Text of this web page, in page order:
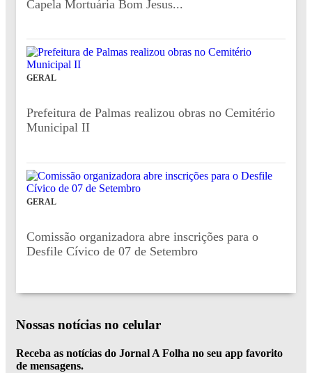
Capela Mortuária Bom Jesus...
GERAL
Prefeitura de Palmas realizou obras no Cemitério
Municipal II
GERAL
Comissão organizadora abre inscrições para o
Desfile Cívico de 07 de Setembro
Nossas notícias no celular
Receba as notícias do Jornal A Folha no seu app favorito
de mensagens.